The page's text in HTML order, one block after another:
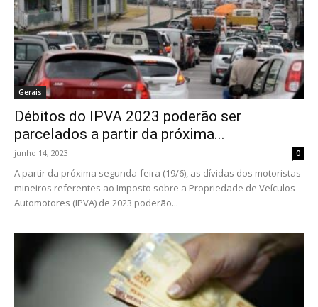
Gerais
Débitos do IPVA 2023 poderão ser
parcelados a partir da próxima...
junho 14, 2023 0
A partir da próxima segunda-feira (19/6), as dívidas dos motoristas
mineiros referentes ao Imposto sobre a Propriedade de Veículos
Automotores (IPVA) de 2023 poderão...